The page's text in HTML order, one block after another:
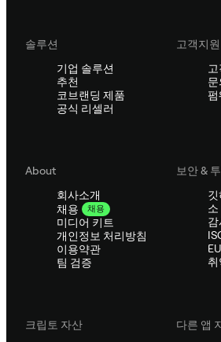
솔루션
기업 솔루션
추천
코브랜딩 제품
공식 리셀러
고객지원
문
About
회사소개
채용
채용
미디어 키트
개인정보 처리방침
이용약관
팀 검증
보안 &
소
취
크립토 자산
다른 앱